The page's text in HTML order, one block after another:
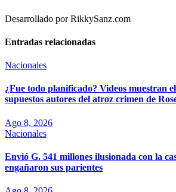
Desarrollado por RikkySanz.com
Entradas relacionadas
Nacionales
¿Fue todo planificado? Videos muestran
supuestos autores del atroz crimen de
Ago 8, 2026
Nacionales
Envió G. 541 millones ilusionada con la
engañaron sus parientes